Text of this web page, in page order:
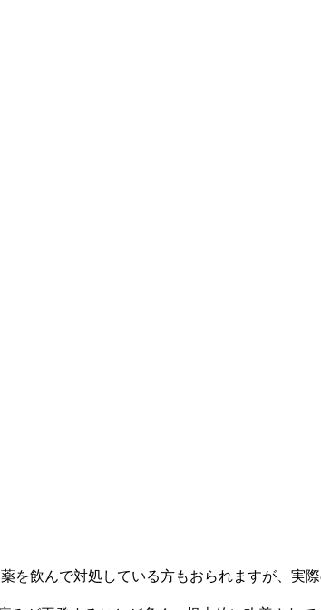
を飲んで対処している方もおられますが、実